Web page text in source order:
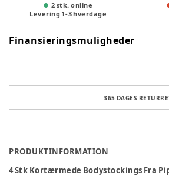
2 stk. online
Levering 1-3hverdage
Finansieringsmuligheder
365 DAGES
PRODUKTINFORMATION
4 Stk Kortærmede Bodystockings Fra